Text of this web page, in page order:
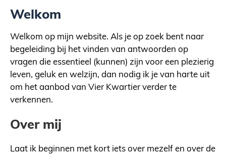
Welkom
Welkom op mijn website. Als je op zoek bent naar
begeleiding bij het vinden van antwoorden op
vragen die essentieel (kunnen) zijn voor een plezierig
leven, geluk en welzijn, dan nodig ik je van harte uit
om het aanbod van Vier Kwartier verder te
verkennen.
Over mij
Laat ik beginnen met kort iets over mezelf en over de